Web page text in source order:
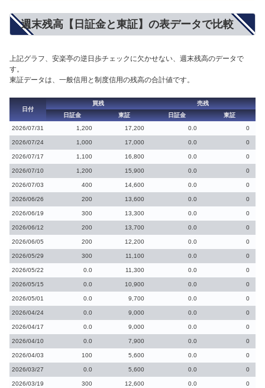
週末残高【日証金と東証】の表データで比較
上記グラフ、安楽亭の逆日歩チェックに欠かせない、週末残高のデータで
す。
東証データは、一般信用と制度信用の残高の合計値です。
日付
買残
売残
日証金
東証 日証金
東証
2026/07/31
1,200 17,200 0.0 0
2026/07/24 1,000 17,000 0.0 0
2026/07/17 1,100 16,800 0.0 0
2026/07/10 1,200 15,900 0.0 0
2026/07/03 400 14,600 0.0 0
2026/06/26 200 13,600 0.0 0
2026/06/19 300 13,300 0.0 0
2026/06/12 200 13,700 0.0 0
2026/06/05 200 12,200 0.0 0
2026/05/29 300 11,100 0.0 0
2026/05/22 0.0 11,300 0.0 0
2026/05/15 0.0 10,900 0.0 0
2026/05/01 0.0 9,700 0.0 0
2026/04/24 0.0 9,000 0.0 0
2026/04/17 0.0 9,000 0.0 0
2026/04/10 0.0 7,900 0.0 0
2026/04/03 100 5,600 0.0 0
2026/03/27 0.0 5,600 0.0 0
2026/03/19 300 12,600 0.0 0